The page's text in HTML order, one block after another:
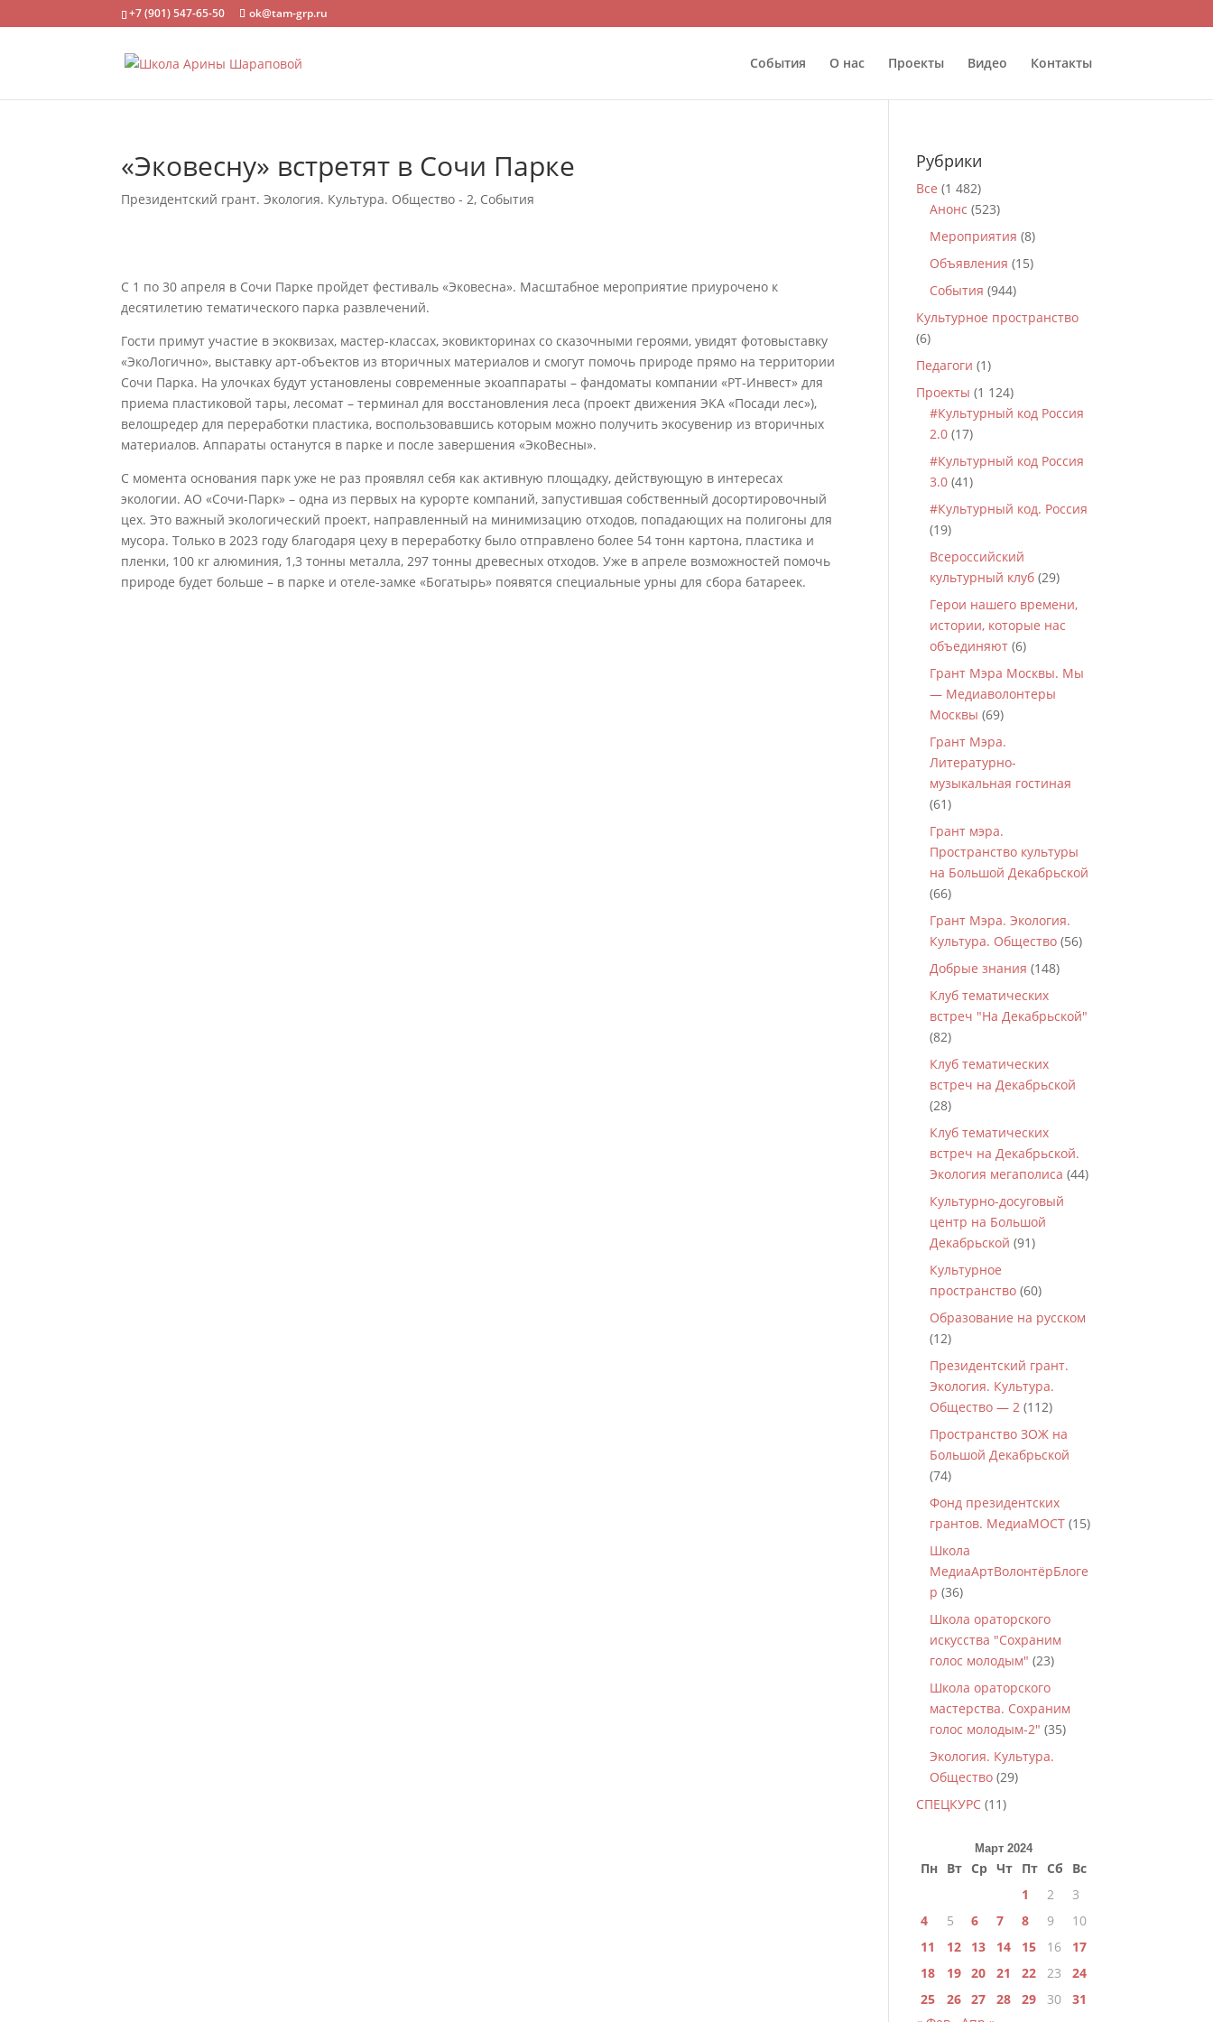
+7 (901) 547-65-50 ok@tam-grp.ru
События О нас Проекты Видео Контакты
«Эковесну» встретят в Сочи Парке
Президентский грант. Экология. Культура. Общество - 2, События
С 1 по 30 апреля в Сочи Парке пройдет фестиваль «Эковесна». Масштабное мероприятие приурочено к
десятилетию тематического парка развлечений.
Гости примут участие в экоквизах, мастер-классах, эковикторинах со сказочными героями, увидят фотовыставку
«ЭкоЛогично», выставку арт-объектов из вторичных материалов и смогут помочь природе прямо на территории
Сочи Парка. На улочках будут установлены современные экоаппараты – фандоматы компании «РТ-Инвест» для
приема пластиковой тары, лесомат – терминал для восстановления леса (проект движения ЭКА «Посади лес»),
велошредер для переработки пластика, воспользовавшись которым можно получить экосувенир из вторичных
материалов. Аппараты останутся в парке и после завершения «ЭкоВесны».
С момента основания парк уже не раз проявлял себя как активную площадку, действующую в интересах
экологии. АО «Сочи-Парк» – одна из первых на курорте компаний, запустившая собственный досортировочный
цех. Это важный экологический проект, направленный на минимизацию отходов, попадающих на полигоны для
мусора. Только в 2023 году благодаря цеху в переработку было отправлено более 54 тонн картона, пластика и
пленки, 100 кг алюминия, 1,3 тонны металла, 297 тонны древесных отходов. Уже в апреле возможностей помочь
природе будет больше – в парке и отеле-замке «Богатырь» появятся специальные урны для сбора батареек.
Рубрики
Все (1 482)
Анонс (523)
Мероприятия (8)
Объявления (15)
События (944)
Культурное пространство
(6)
Педагоги (1)
Проекты (1 124)
#Культурный код Россия
2.0 (17)
#Культурный код Россия
3.0 (41)
#Культурный код. Россия
(19)
Всероссийский
культурный клуб (29)
Герои нашего времени,
истории, которые нас
объединяют (6)
Грант Мэра Москвы. Мы
— Медиаволонтеры
Москвы (69)
Грант Мэра.
Литературно-
музыкальная гостиная
(61)
Грант мэра.
Пространство культуры
на Большой Декабрьской
(66)
Грант Мэра. Экология.
Культура. Общество (56)
Добрые знания (148)
Клуб тематических
встреч "На Декабрьской"
(82)
Клуб тематических
встреч на Декабрьской
(28)
Клуб тематических
встреч на Декабрьской.
Экология мегаполиса (44)
Культурно-досуговый
центр на Большой
Декабрьской (91)
Культурное
пространство (60)
Образование на русском
(12)
Президентский грант.
Экология. Культура.
Общество — 2 (112)
Пространство ЗОЖ на
Большой Декабрьской
(74)
Фонд президентских
грантов. МедиаМОСТ (15)
Школа
МедиаАртВолонтёрБлоге
р (36)
Школа ораторского
искусства "Сохраним
голос молодым" (23)
Школа ораторского
мастерства. Сохраним
голос молодым-2" (35)
Экология. Культура.
Общество (29)
СПЕЦКУРС (11)
Март 2024
Пн Вт Ср Чт Пт Сб
Вс
1
2
3
4
5 6 7 8 9
10
11
12 13 14 15 16
17
18
19 20 21 22 23
24
25
26 27 28 29 30
31